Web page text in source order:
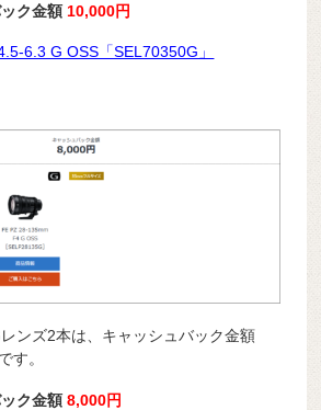
ック金額 10,000円
6.3 G OSS「SEL70350G」
ンズ2本は、キャッシュバック金額
す。
ック金額8,000円